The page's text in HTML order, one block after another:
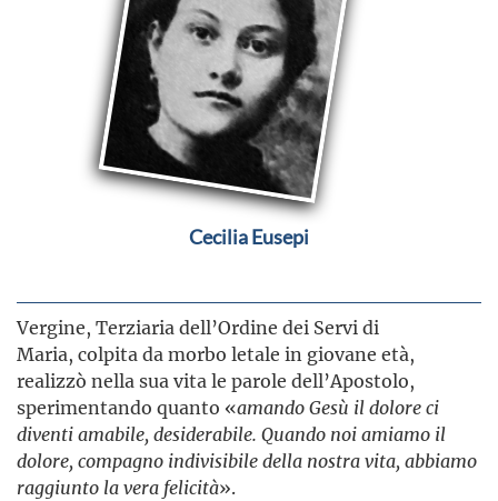
Cecilia Eusepi
Vergine, Terziaria dell’Ordine dei Servi di
Maria, colpita da morbo letale in giovane età,
realizzò nella sua vita le parole dell’Apostolo,
sperimentando quanto «amando Gesù il dolore ci
diventi amabile, desiderabile. Quando noi amiamo il
dolore, compagno indivisibile della nostra vita, abbiamo
raggiunto la vera felicità».